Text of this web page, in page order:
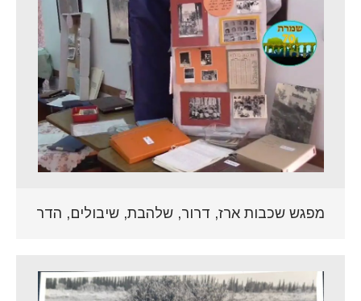
מפגש שכבות ארז, דרור, שלהבת, שיבולים, הדר